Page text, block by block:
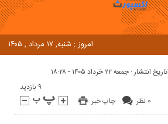
امروز : شنبه, ۱۷ مرداد , ۱۴۰۵
تاریخ انتشار : جمعه ۲۲ خرداد ۱۴۰۵ - ۱۸:۲۸
چاپ خبر 0 نظر
9 بازدید